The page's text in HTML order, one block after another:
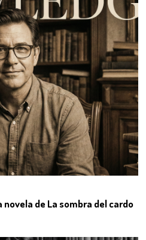
de La sombra del cardo